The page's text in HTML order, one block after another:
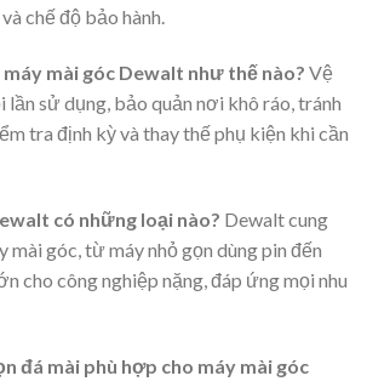
chế độ bảo hành.
máy mài góc Dewalt như thế nào? Vệ
lần sử dụng, bảo quản nơi khô ráo, tránh
tra định kỳ và thay thế phụ kiện khi cần
có những loại nào? Dewalt cung
mài góc, từ máy nhỏ gọn dùng pin đến
cho công nghiệp nặng, đáp ứng mọi nhu
đá mài phù hợp cho máy mài góc